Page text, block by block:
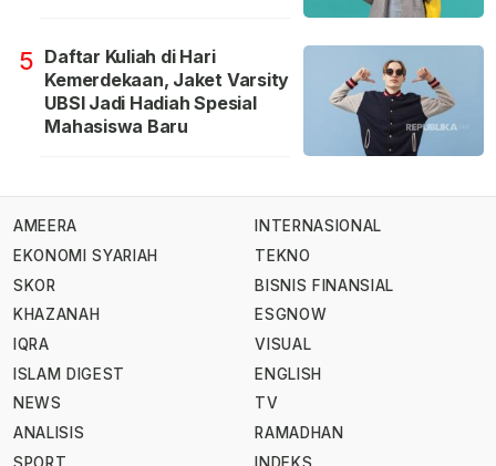
5 Daftar Kuliah di Hari
Kemerdekaan, Jaket Varsity
UBSI Jadi Hadiah Spesial
Mahasiswa Baru
AMEERA
EKONOMI SYARIAH
SKOR
KHAZANAH
IQRA
ISLAM DIGEST
NEWS
ANALISIS
SPORT
INTERNASIONAL
TEKNO
BISNIS FINANSIAL
ESGNOW
VISUAL
ENGLISH
TV
RAMADHAN
INDEKS